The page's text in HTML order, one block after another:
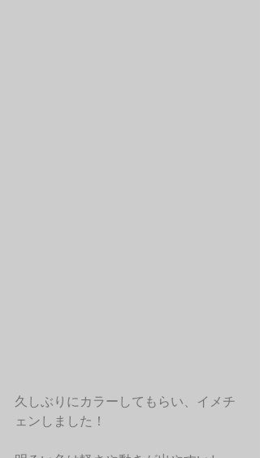
久しぶりにカラーしてもらい、イメチ
ェンしました！